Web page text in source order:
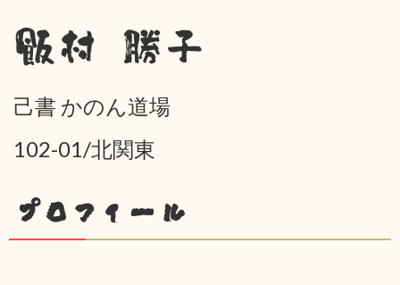
飯村 勝子
己書 かのん道場
102-01/北関東
プロフィール